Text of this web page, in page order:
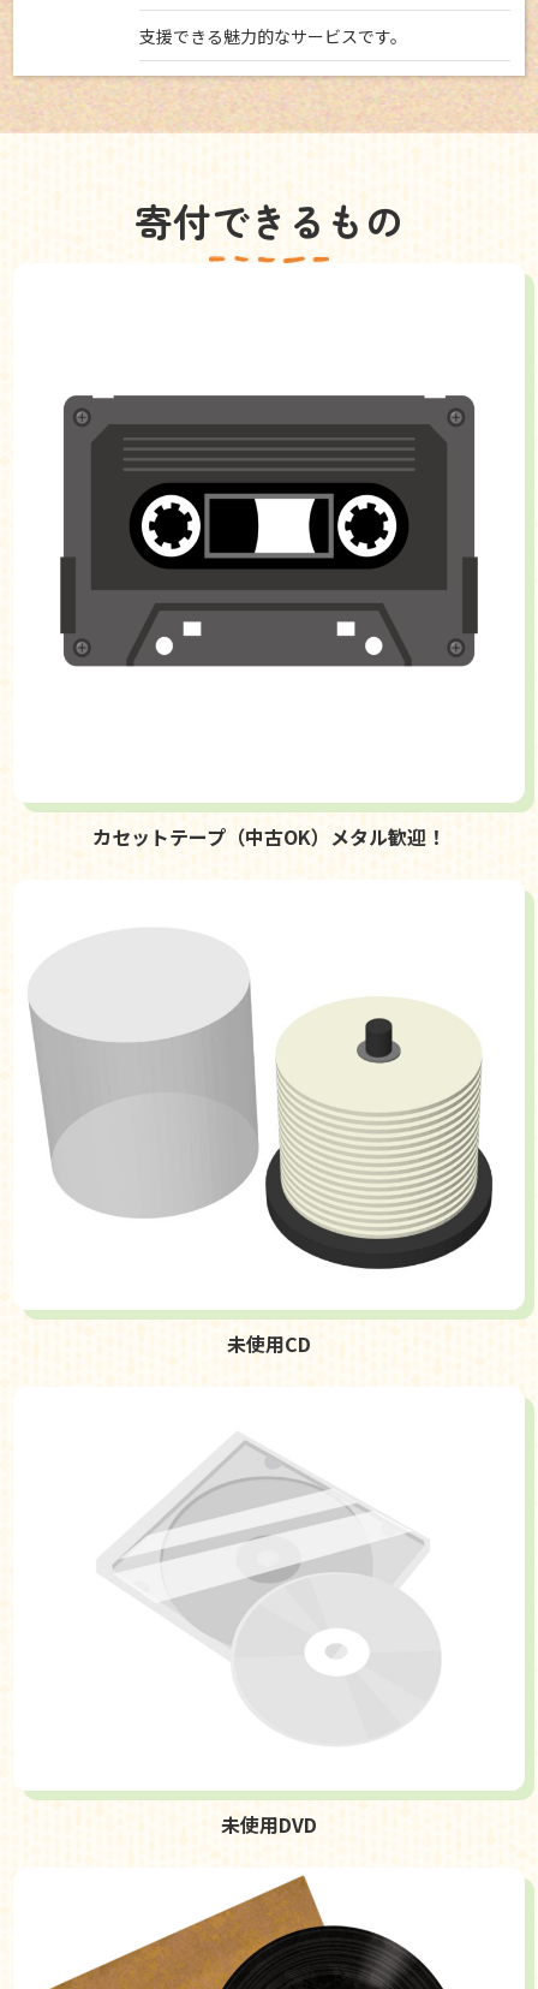
支援できる魅力的なサービスです。
寄付できるもの
カセットテープ（中古OK）メタル歓迎！
未使用CD
未使用DVD